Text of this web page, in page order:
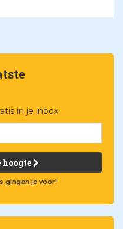
in je inbox
hoogte
gingen je voor!